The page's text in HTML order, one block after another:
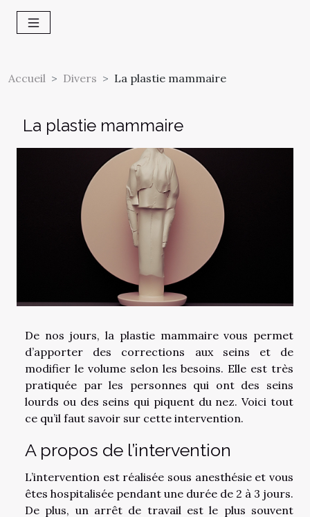
Accueil Divers La plastie mammaire
La plastie mammaire
De nos jours, la plastie mammaire vous permet
d’apporter des corrections aux seins et de
modifier le volume selon les besoins. Elle est très
pratiquée par les personnes qui ont des seins
lourds ou des seins qui piquent du nez. Voici tout
ce qu’il faut savoir sur cette intervention.
A propos de l’intervention
L’intervention est réalisée sous anesthésie et vous
êtes hospitalisée pendant une durée de 2 à 3 jours.
De plus, un arrêt de travail est le plus souvent